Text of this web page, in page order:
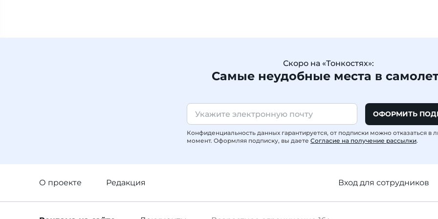
Скоро на «Тонкостях»:
Самые неудобные места в
ОФОРМИТЬ
Конфиденциальность данных гарантируется, от подписки можно отказаться в
момент. Оформляя подписку, вы даете Согласие на получение рассылки.
О проекте Редакция Вход для сотрудников